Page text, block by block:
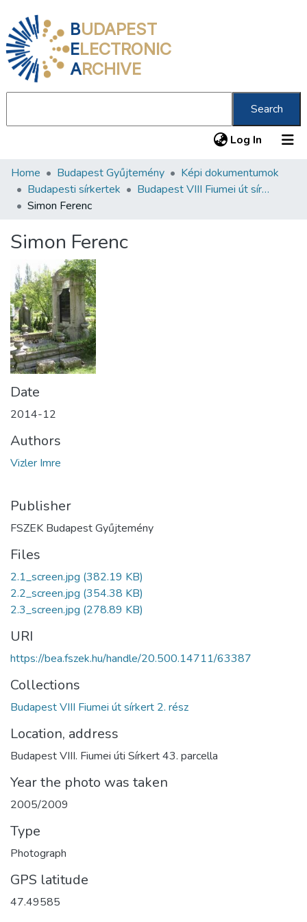
BUDAPEST
ELECTRONIC
ARCHIVE
Search
Log In (current)
Communities & Collections
All of DSpace
Home Budapest Gyűjtemény
Képi dokumentumok
Budapesti sírkertek
Budapest VIII Fiumei út sírkert 2. rész
Simon Ferenc
Simon Ferenc
Date
2014-12
Authors
Vizler Imre
Publisher
FSZEK Budapest Gyűjtemény
Files
2.1_screen.jpg (382.19 KB)
2.2_screen.jpg (354.38 KB)
2.3_screen.jpg (278.89 KB)
URI
https://bea.fszek.hu/handle/20.500.14711/63387
Collections
Budapest VIII Fiumei út sírkert 2. rész
Location, address
Budapest VIII. Fiumei úti Sírkert 43. parcella
Year the photo was taken
2005/2009
Type
Photograph
GPS latitude
47.49585